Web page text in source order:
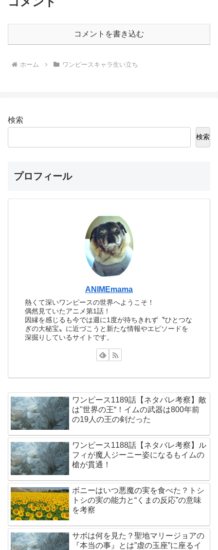
コメントを書き込む
ホーム ワンピースキャラ生い立ち
検索
検索
プロフィール
ANIMEmama
熱くて深いワンピースの世界へようこそ！
偶然見ていたアニメ第1話！
因縁を感じるも今では週に1度が待ちきれず〝ひとつな
ぎの大秘宝〟に近づこうと新たな情報やエピソードを
深掘りしているサイトです。
ワンピース1189話【ネタバレ考察】敵
は"世界の王“！イムの武器は800年前
の19人の王の剣だった
ワンピース1188話【ネタバレ考察】ル
フィが魔人ジーニー姿になるもイムの
槍が貫通！
ボニーはいつ悪魔の実を食べた？トシ
トシの実の能力と“くまの反応”の意味
を考察
サボは何を見た？聖地マリージョアの
『本当の事』とは”虚の玉座”に座るイ